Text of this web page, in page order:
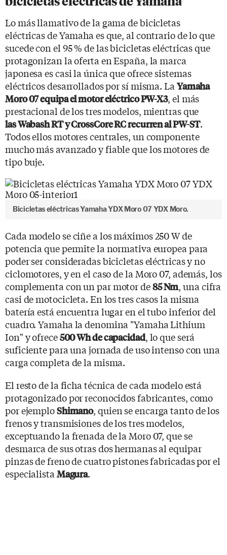
Lo más llamativo de la gama de bicicletas
eléctricas de Yamaha es que, al contrario de lo que
sucede con el 95 % de las bicicletas eléctricas que
protagonizan la oferta en España, la marca
japonesa es casi la única que ofrece sistemas
eléctricos desarrollados por sí misma. La Yamaha
Moro 07 equipa el motor eléctrico PW-X3, el más
prestacional de los tres modelos, mientras que
las Wabash RT y CrossCore RC recurren al PW-ST.
Todos ellos motores centrales, un componente
mucho más avanzado y fiable que los motores de
tipo buje.
Bicicletas eléctricas Yamaha YDX Moro 07 YDX Moro.
Cada modelo se ciñe a los máximos 250 W de
potencia que permite la normativa europea para
poder ser consideradas bicicletas eléctricas y no
ciclomotores, y en el caso de la Moro 07, además, los
complementa con un par motor de85 Nm, una cifra
casi de motocicleta. En los tres casos la misma
batería está encuentra lugar en el tubo inferior del
cuadro. Yamaha la denomina "Yamaha Lithium
Ion" y ofrece500 Wh de capacidad, lo que será
suficiente para una jornada de uso intenso con una
carga completa de la misma.
El resto de la ficha técnica de cada modelo está
protagonizado por reconocidos fabricantes, como
por ejemploShimano, quien se encarga tanto de los
frenos y transmisiones de los tres modelos,
exceptuando la frenada de la Moro 07, que se
desmarca de sus otras dos hermanas al equipar
pinzas de freno de cuatro pistones fabricadas por el
especialista Magura.